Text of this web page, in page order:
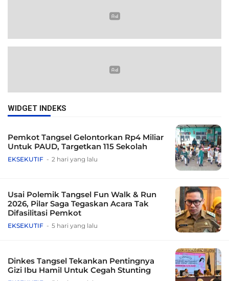
WIDGET INDEKS
Pemkot Tangsel Gelontorkan Rp4 Miliar
Untuk PAUD, Targetkan 115 Sekolah
EKSEKUTIF 2 hari yang lalu
Usai Polemik Tangsel Fun Walk & Run
2026, Pilar Saga Tegaskan Acara Tak
Difasilitasi Pemkot
EKSEKUTIF 5 hari yang lalu
Dinkes Tangsel Tekankan Pentingnya
Gizi Ibu Hamil Untuk Cegah Stunting